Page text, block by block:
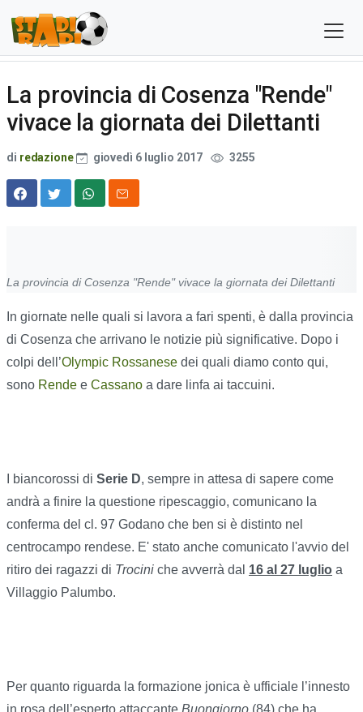
La provincia di Cosenza "Rende"
vivace la giornata dei Dilettanti
di redazione giovedì 6 luglio 2017 3255
La provincia di Cosenza "Rende" vivace la giornata dei Dilettanti
In giornate nelle quali si lavora a fari spenti, è dalla provincia
di Cosenza che arrivano le notizie più significative. Dopo i
colpi dell’Olympic Rossanese dei quali diamo conto qui,
sono Rende e Cassano a dare linfa ai taccuini.
I biancorossi di Serie D, sempre in attesa di sapere come
andrà a finire la questione ripescaggio, comunicano la
conferma del cl. 97 Godano che ben si è distinto nel
centrocampo rendese. E' stato anche comunicato l'avvio del
ritiro dei ragazzi di Trocini che avverrà dal 16 al 27 luglio a
Villaggio Palumbo.
Per quanto riguarda la formazione jonica è ufficiale l’innesto